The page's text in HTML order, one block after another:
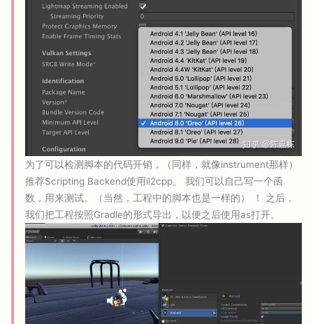
为了可以检测脚本的代码开销，（同样，就像instrument那样）
推荐Scripting Backend使用il2cpp。 我们可以自己写一个函
数，用来测试。（当然，工程中的脚本也是一样的） ！
之后，
我们把工程按照Gradle的形式导出，以便之后使用as打开。